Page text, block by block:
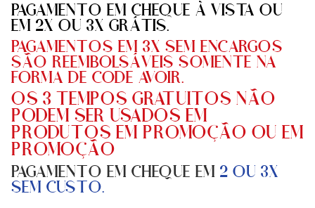
PAGAMENTO EM CHEQUE À VISTA OU
EM 2X OU 3X GRÁTIS.
PAGAMENTOS EM 3X SEM ENCARGOS
SÃO REEMBOLSÁVEIS SOMENTE NA
FORMA DE CODE AVOIR.
OS 3 TEMPOS GRATUITOS NÃO
PODEM SER USADOS EM
PRODUTOS EM PROMOÇÃO OU EM
PROMOÇÃO
PAGAMENTO EM CHEQUE EM2 OU 3X
SEM CUSTO.